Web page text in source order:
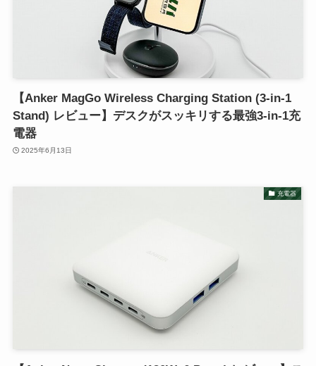
【Anker MagGo Wireless Charging Station (3-in-1
Stand) レビュー】デスクがスッキリする最強3-in-1充
電器
2025年6月13日
充電器